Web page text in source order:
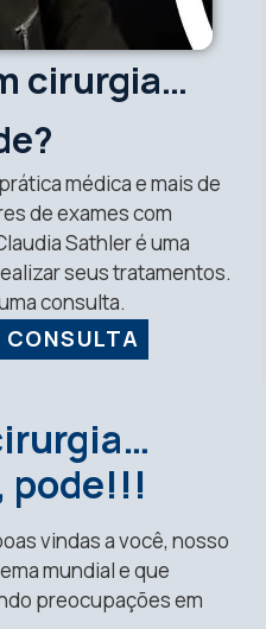
cirurgia…
médica e mais de
de exames com
Sathler é uma
seus tratamentos.
consulta.
CONSULTA
pode!!!
vindas a você, nosso
mundial e que
preocupações em